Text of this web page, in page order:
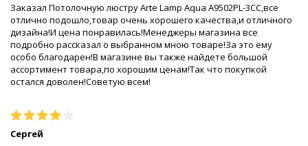
Заказал Потолочную люстру Arte Lamp Aqua A9502PL-3CC,все
отлично подошло,товар очень хорошего качества,и отличного
дизайна!И цена понравилась!Менеджеры магазина все
подробно рассказал о выбранном мною товаре!За это ему
особо благодарен!В магазине вы также найдете большой
ассортимент товара,по хорошим ценам!Так что покупкой
остался доволен!Советую всем!
Сергей